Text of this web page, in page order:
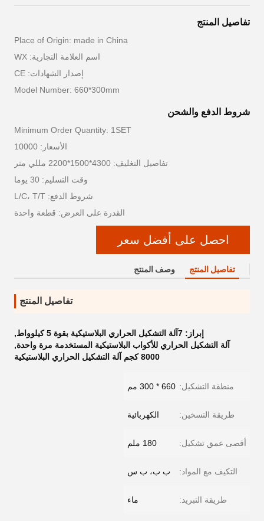
تفاصيل المنتج
Place of Origin: made in China
اسم العلامة التجارية: WX
إصدار الشهادات: CE
Model Number: 660*300mm
شروط الدفع والشحن
Minimum Order Quantity: 1SET
الأسعار: 10000
تفاصيل التغليف: 4300*1500*2200 مللي متر
وقت التسليم: 30 يوما
شروط الدفع: L/C، T/T
القدرة على العرض: قطعة واحدة
احصل على أفضل سعر
تفاصيل المنتج وصف المنتج
تفاصيل المنتج
إبراز: 7آلة التشكيل الحراري البلاستيكية بقوة 5 كيلوواط
,
آلة التشكيل الحراري للأكواب البلاستيكية المستخدمة مرة واحدة,
8000 كجم آلة التشكيل الحراري البلاستيكية
منطقة التشكيل: 660 * 300 مم
طريقة التسخين: الكهربائية
أقصى عمق تشكيل: 180 ملم
التكيف مع المواد: ب ب، ب س
طريقة التبريد: ماء